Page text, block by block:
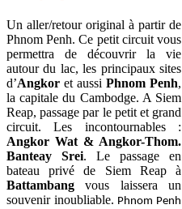
Un aller/retour original à partir de
Phnom Penh. Ce petit circuit vous
permettra de découvrir la vie
autour du lac, les principaux sites
d’Angkor et aussi Phnom Penh,
la capitale du Cambodge. A Siem
Reap, passage par le petit et grand
circuit. Les incontournables :
Angkor Wat & Angkor-Thom.
Banteay Srei. Le passage en
bateau privé de Siem Reap à
Battambang vous laissera un
souvenir inoubliable. Phnom Penh